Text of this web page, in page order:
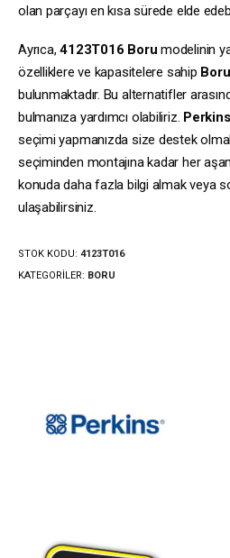
olan parçayı en kısa sürede elde
Ayrıca,4123T016 Boru modelinin
özelliklere ve kapasitelere sahip Boru
bulunmaktadır. Bu alternatifler
bulmanıza yardımcı olabiliriz. Perkins
seçimi yapmanızda size destek
seçiminden montajına kadar her
konuda daha fazla bilgi almak veya
ulaşabilirsiniz.
STOK KODU: 4123T016
KATEGORILER: BORU